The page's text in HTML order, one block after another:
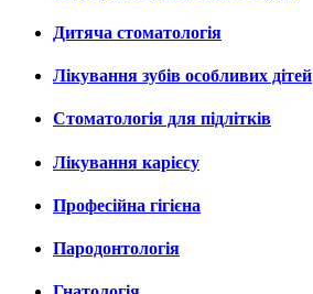
Дитяча стоматологія
Лікування зубів особливих дітей
Стоматологія для підлітків
Лікування карієсу
Професійна гігієна
Пародонтологія